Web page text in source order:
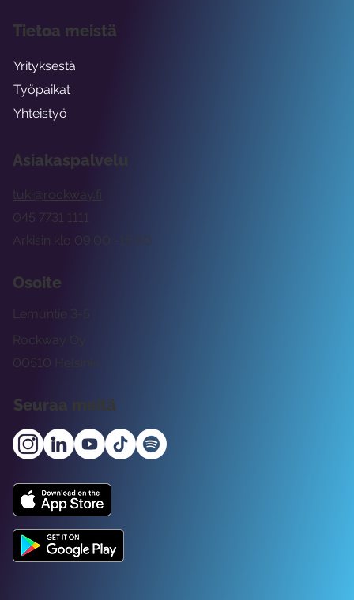
Asiakaspalvelu
tuki@rockway.fi
Arkisin klo 09:00 -15:00
045 7731 1111
Osoite
Rockway Oy
Lemuntie 3-5
00510 Helsinki
Seuraa meitä
Tietoa meistä
Yrityksestä
Työpaikat
Yhteistyö